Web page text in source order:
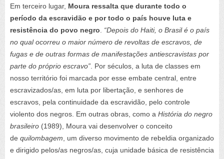
Em terceiro lugar, Moura ressalta que durante todo o
período da escravidão e por todo o país houve luta e
resistência do povo negro
“Depois do Haiti, o Brasil é o país
no qual ocorreu o maior número de revoltas de escravos, de
fugas e de outras formas de manifestações antiescravistas por
parte do próprio escravo” . Por séculos, a luta de classes em
nosso território foi marcada por esse embate central, entre
escravizados/as, em luta por libertação, e senhores de
escravos, pela continuidade da escravidão, pelo controle
violento dos negros. Em outras obras, como a História do negro
brasileiro (1989), Moura vai desenvolver o conceito
de quilombagem , um diverso movimento de rebeldia organizado
e dirigido pelos/as negros/as, cuja unidade básica de resistência